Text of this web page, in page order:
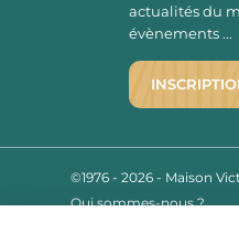
actualités du
évènements ...
©1976 - 2026 - Maison
Qui sommes-nous ?